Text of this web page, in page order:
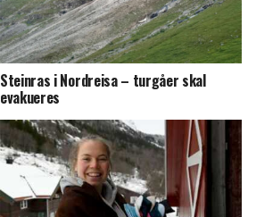
Steinras i Nordreisa – turgåer skal
evakueres